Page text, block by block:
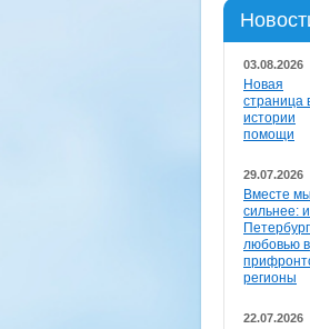
03.08.2026
Новая
страница
истории
помощи
29.07.2026
Вместе мы
сильнее:
любовью в
регионы
22.07.2026